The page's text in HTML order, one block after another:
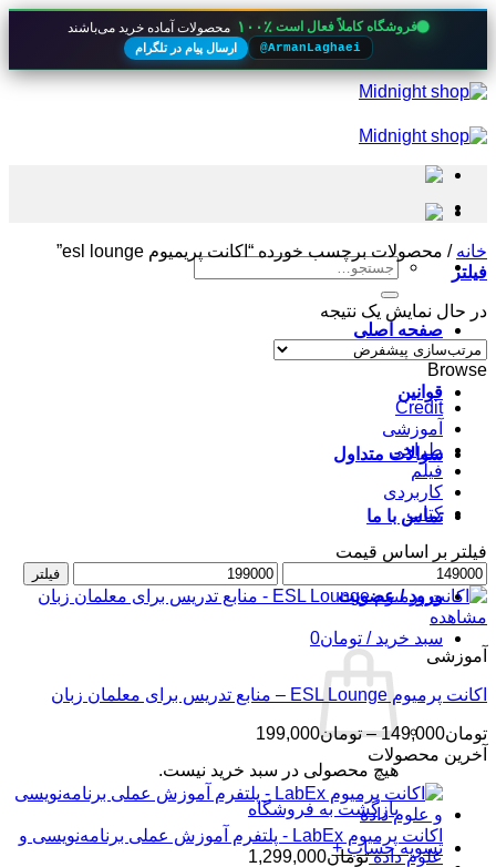
فروشگاه کاملاً فعال است ۱۰۰٪ محصولات آماده خرید می‌باشند
@ArmanLaghaei ارسال پیام در تلگرام
Skip
to
جستجو
صفحه اصلی
قوانین
سوالات متداول
تماس با ما
ورود / عضویت
سبد خرید / تومان0
هیچ محصولی در سبد خرید نیست.
بازگشت به فروشگاه
تسویه حساب +
خانه / محصولات برچسب خورده “اکانت پریمیوم esl lounge”
فیلتر
در حال نمایش یک نتیجه
Browse
Credit
آموزشی
طراحی
فیلم
کاربردی
کتاب
فیلتر بر اساس قیمت
حداقل
قیمت
حداکثر
قیمت
فیلتر
مشاهده
آموزشی
اکانت پرمیوم ESL Lounge – منابع تدریس برای معلمان زبان
تومان149,000
– تومان199,000
تومان149,000
تا
تومان199,000
آخرین محصولات
اکانت پرمیوم LabEx - پلتفرم آموزش عملی برنامه‌نویسی و
علوم داده تومان1,299,000